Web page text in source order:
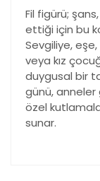
Fil figürü;
ettiği için bu
Sevgiliye,
veya kız
duygusal bir
günü, anneler
özel
sunar.